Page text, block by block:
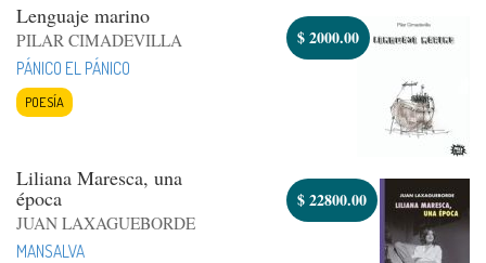
Lenguaje marino
PILAR CIMADEVILLA
PÁNICO EL PÁNICO
POESÍA
$2000.00
Liliana Maresca, una
época
JUAN LAXAGUEBORDE
MANSALVA
$22800.00